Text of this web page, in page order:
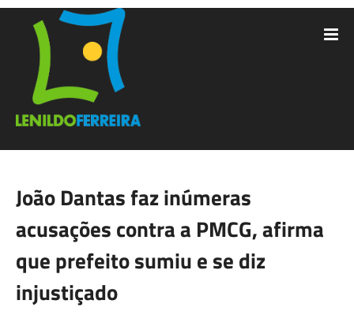
João Dantas faz inúmeras
acusações contra a PMCG, afirma
que prefeito sumiu e se diz
injustiçado